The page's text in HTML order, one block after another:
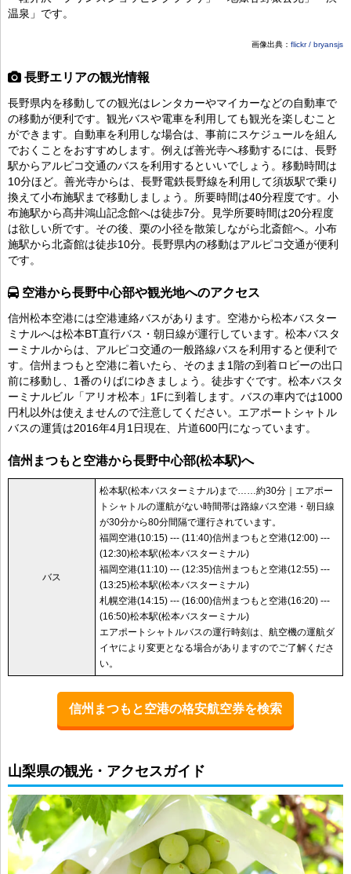
温泉」です。
画像出典： flickr / bryansjs
長野エリアの観光情報
長野県内を移動しての観光はレンタカーやマイカーなどの自動車で
の移動が便利です。観光バスや電車を利用しても観光を楽しむこと
ができます。自動車を利用しな場合は、事前にスケジュールを組ん
でおくことをおすすめします。例えば善光寺へ移動するには、長野
駅からアルピコ交通のバスを利用するといいでしょう。移動時間は
10分ほど。善光寺からは、長野電鉄長野線を利用して須坂駅で乗り
換えて小布施駅まで移動しましょう。所要時間は40分程度です。小
布施駅から髙井鴻山記念館へは徒歩7分。見学所要時間は20分程度
は欲しい所です。その後、栗の小径を散策しながら北斎館へ。小布
施駅から北斎館は徒歩10分。長野県内の移動はアルピコ交通が便利
です。
空港から長野中心部や観光地へのアクセス
信州松本空港には空港連絡バスがあります。空港から松本バスター
ミナルへは松本BT直行バス・朝日線が運行しています。松本バスタ
ーミナルからは、アルピコ交通の一般路線バスを利用すると便利で
す。信州まつもと空港に着いたら、そのまま1階の到着ロビーの出口
前に移動し、1番のりばにゆきましょう。徒歩すぐです。松本バスタ
ーミナルビル「アリオ松本」1Fに到着します。バスの車内では1000
円札以外は使えませんので注意してください。エアポートシャトル
バスの運賃は2016年4月1日現在、片道600円になっています。
信州まつもと空港から長野中心部(松本駅)へ
バス
松本駅(松本バスターミナル)まで……約30分｜エアポー
トシャトルの運航がない時間帯は路線バス空港・朝日線
が30分から80分間隔で運行されています。
福岡空港(10:15) --- (11:40)信州まつもと空港(12:00) ---
(12:30)松本駅(松本バスターミナル)
福岡空港(11:10) --- (12:35)信州まつもと空港(12:55) ---
(13:25)松本駅(松本バスターミナル)
札幌空港(14:15) --- (16:00)信州まつもと空港(16:20) ---
(16:50)松本駅(松本バスターミナル)
エアポートシャトルバスの運行時刻は、航空機の運航ダ
イヤにより変更となる場合がありますのでご了解くださ
い。
信州まつもと空港の格安航空券を検索
山梨県の観光・アクセスガイド